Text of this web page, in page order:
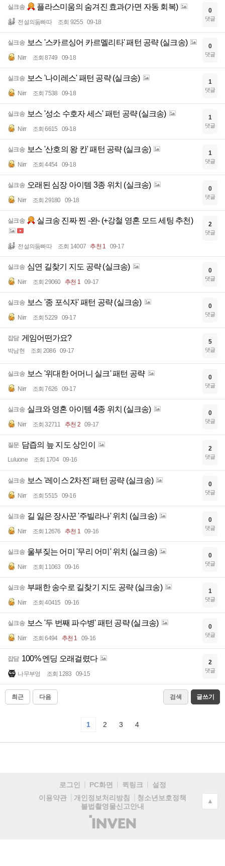
실크송 플라스미움의 숨겨진 효과(가면 자동 회복)
전설의둠빠따 조회 9255 09-18
0
댓글
실크송 보스 '스카르싱어 카르멜리타' 패턴 공략 (실크송)
Nirr 조회 8749 09-18
0
댓글
실크송 보스 '나이레스' 패턴 공략 (실크송)
Nirr 조회 7538 09-18
1
댓글
실크송 보스 '성소 수호자 세스' 패턴 공략 (실크송)
Nirr 조회 6615 09-18
1
댓글
실크송 보스 '산호의 왕 칸' 패턴 공략 (실크송)
Nirr 조회 4454 09-18
1
댓글
실크송 오래된 심장 아이템 3종 위치 (실크송)
Nirr 조회 29180 09-18
0
댓글
실크송 실크송 진짜 찐 -완- (+강철 영혼 모드 세팅 추천)
전설의둠빠따 조회 14007 추천 1 09-17
2
댓글
실크송 심연 길찾기 지도 공략 (실크송)
Nirr 조회 29060 추천 1 09-17
0
댓글
실크송 보스 '종 포식자' 패턴 공략 (실크송)
Nirr 조회 5229 09-17
0
댓글
잡담 게임어떤가요?
박남현 조회 2086 09-17
5
댓글
실크송 보스 '위대한 어머니 실크' 패턴 공략
Nirr 조회 7626 09-17
0
댓글
실크송 실크와 영혼 아이템 4종 위치 (실크송)
Nirr 조회 32711 추천 2 09-17
0
댓글
질문 담즙의 늪 지도 상인이
Luluone 조회 1704 09-16
2
댓글
실크송 보스 '레이스 2차전' 패턴 공략 (실크송)
Nirr 조회 5515 09-16
0
댓글
실크송 길 잃은 장사꾼 '주빌라나' 위치 (실크송)
Nirr 조회 12676 추천 1 09-16
0
댓글
실크송 울부짖는 어미 '무리 어미' 위치 (실크송)
Nirr 조회 11063 09-16
0
댓글
실크송 부패한 송수로 길찾기 지도 공략 (실크송)
Nirr 조회 40415 09-16
1
댓글
실크송 보스 '두 번째 파수병' 패턴 공략 (실크송)
Nirr 조회 6494 추천 1 09-16
0
댓글
잡담 100% 엔딩 오래걸렸다
나무부엉 조회 1283 09-15
2
댓글
최근 다음 검색 글쓰기
1 2 3 4
로그인 PC화면 퀵링크
설정
이용약관
개인정보처리방침
청소년보호정책
불법촬영물신고안내
(주)
인
▲